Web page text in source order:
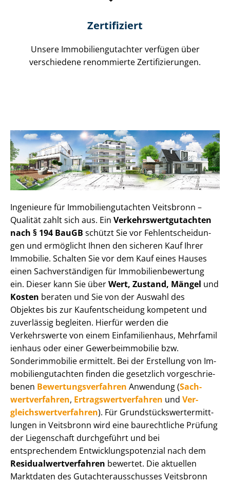
Zertifiziert
Unsere Immobilien­gutachter verfügen über
verschiedene renommierte Zer­ti­fi­zie­run­gen.
Ingenieure für Im­mo­bi­li­en­gut­ach­ten Veitsbronn –
Qualität zahlt sich aus. Ein Ver­kehrs­wert­gut­ach­ten
nach § 194 BauGB schützt Sie vor Fehl­ent­schei­dun­
gen und ermöglicht Ihnen den sicheren Kauf Ihrer
Immobilie. Schalten Sie vor dem Kauf eines Hauses
einen Sach­ver­stän­di­gen für Im­mo­bi­li­en­be­wer­tung
ein. Dieser kann Sie überWert, Zustand, Mängel und
Kosten beraten und Sie von der Auswahl des
Objektes bis zur Kauf­ent­schei­dung kompetent und
zuverlässig begleiten. Hierfür werden die
Verkehrswerte von einem Einfamilienhaus, Mehr­fa­mi­l
i­en­haus oder einer Ge­wer­be­im­mo­bi­lie bzw.
Sonderimmobilie ermittelt. Bei der Erstellung von Im­
mo­bi­li­en­gut­ach­ten finden die gesetzlich vor­ge­schrie­
be­nen Be­wer­tungs­ver­fah­ren Anwendung (Sach­
wert­ver­fah­ren, Er­trags­wert­ver­fah­ren und Ver­
gleichs­wert­ver­fah­ren). Für Grund­stücks­wert­ermitt­
lun­gen in Veitsbronn wird eine baurechtliche Prüfung
der Liegenschaft durchgeführt und bei
entsprechendem Ent­wick­lungs­po­ten­zi­al nach dem
Re­si­du­al­wert­ver­fah­ren bewertet. Die aktuellen
Marktdaten des Gut­ach­ter­aus­schus­ses Veitsbronn